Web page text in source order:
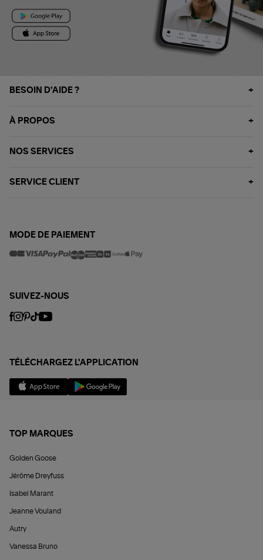
BESOIN D'AIDE ?
À PROPOS
NOS SERVICES
SERVICE CLIENT
MODE DE PAIEMENT
SUIVEZ-NOUS
TÉLÉCHARGEZ L'APPLICATION
TOP MARQUES
Golden Goose
Jérôme Dreyfuss
Isabel Marant
Jeanne Vouland
Autry
Vanessa Bruno